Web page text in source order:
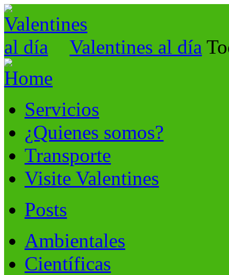
Valentines al día
Servicios
¿Quienes somos?
Transporte
Visite Valentines
Posts
Ambientales
Científicas